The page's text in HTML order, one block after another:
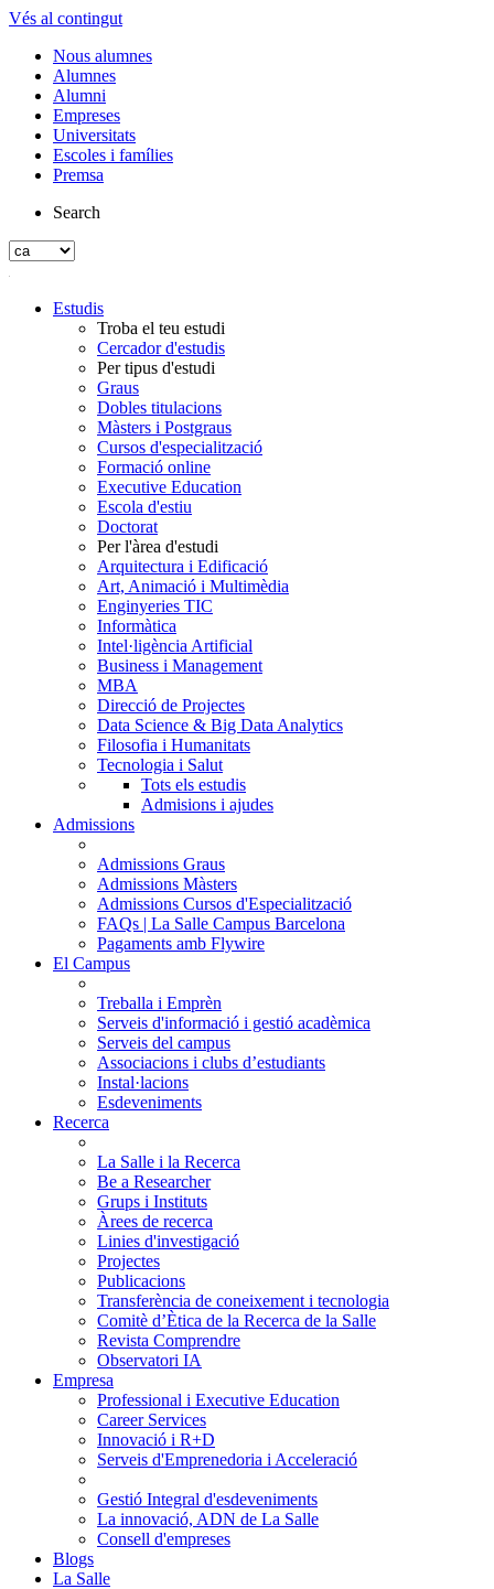
Vés al contingut
Nous alumnes
Alumnes
Alumni
Empreses
Universitats
Escoles i famílies
Premsa
Search
Estudis
Troba el teu estudi
Cercador d'estudis
Per tipus d'estudi
Graus
Dobles titulacions
Màsters i Postgraus
Cursos d'especialització
Formació online
Executive Education
Escola d'estiu
Doctorat
Per l'àrea d'estudi
Arquitectura i Edificació
Art, Animació i Multimèdia
Enginyeries TIC
Informàtica
Intel·ligència Artificial
Business i Management
MBA
Direcció de Projectes
Data Science & Big Data Analytics
Filosofia i Humanitats
Tecnologia i Salut
Tots els estudis
Admisions i ajudes
Admissions
Admissions Graus
Admissions Màsters
Admissions Cursos d'Especialització
FAQs | La Salle Campus Barcelona
Pagaments amb Flywire
El Campus
Treballa i Emprèn
Serveis d'informació i gestió acadèmica
Serveis del campus
Associacions i clubs d’estudiants
Instal·lacions
Esdeveniments
Recerca
La Salle i la Recerca
Be a Researcher
Grups i Instituts
Àrees de recerca
Linies d'investigació
Projectes
Publicacions
Transferència de coneixement i tecnologia
Comitè d’Ètica de la Recerca de la Salle
Revista Comprendre
Observatori IA
Empresa
Professional i Executive Education
Career Services
Innovació i R+D
Serveis d'Emprenedoria i Acceleració
Gestió Integral d'esdeveniments
La innovació, ADN de La Salle
Consell d'empreses
Blogs
La Salle